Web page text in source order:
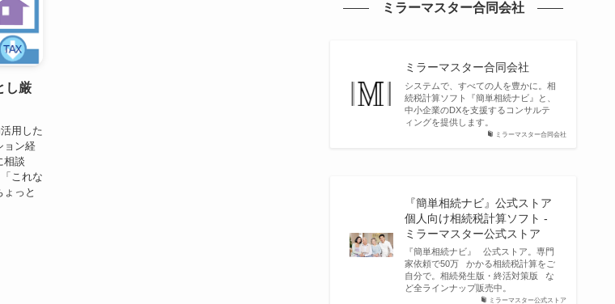
し厳
用した
ョン経
相談
これな
っと
ミラーマスター合同会社
ミラーマスター合同会社
ミラーマスター合同会社
システムで、すべての人を豊かに。相
続税計算ソフト『簡単相続ナビ』と、
中小企業のDXを支援するコンサルテ
ィングを提供します。
ミラーマスター公式ストア
『簡単相続ナビ』公式ストア
個人向け相続税計算ソフト -
ミラーマスター公式ストア
『簡単相続ナビ』 公式ストア。専門
家依頼で50万 かかる相続税計算をご
自分で。相続発生版・終活対策版 な
ど全ラインナップ販売中。